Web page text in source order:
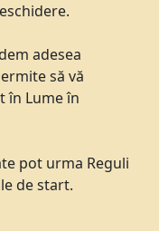
adesea
să vă
în Lume în
pot urma Reguli
de start.